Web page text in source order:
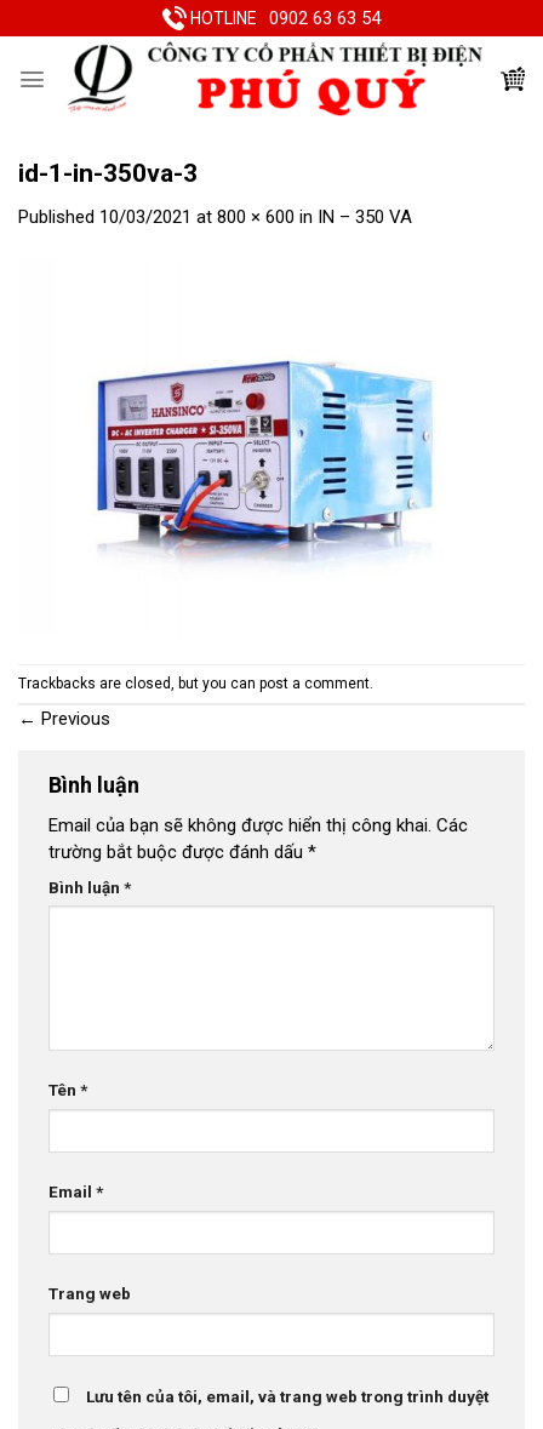
to
HOTLINE 0902 63 63 54
id-1-in-350va-3
Published 10/03/2021 at 800 × 600 in IN – 350 VA
Trackbacks are closed, but you can post a comment.
← Previous
Bình luận
Email của bạn sẽ không được hiển thị công khai. Các
trường bắt buộc được đánh dấu *
Bình luận *
Tên *
Email *
Trang web
Lưu tên của tôi, email, và trang web trong trình duyệt